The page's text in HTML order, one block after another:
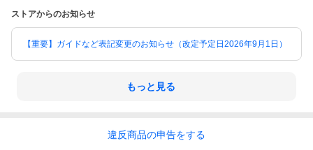
ストアからのお知らせ
【重要】ガイドなど表記変更のお知らせ（改定予定日2026年9月1日）
もっと見る
違反商品の申告をする